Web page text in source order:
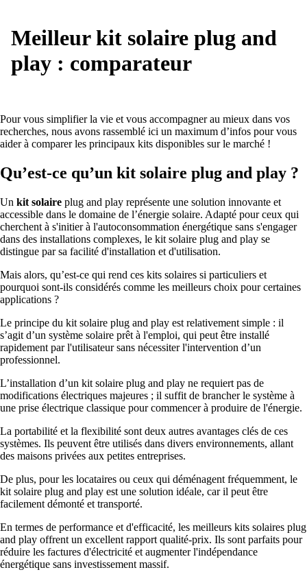
Meilleur kit solaire plug and
play : comparateur
Pour vous simplifier la vie et vous accompagner au mieux dans vos
recherches, nous avons rassemblé ici un maximum d’infos pour vous
aider à comparer les principaux kits disponibles sur le marché !
Qu’est-ce qu’un kit solaire plug and play ?
Un kit solaire plug and play représente une solution innovante et
accessible dans le domaine de l’énergie solaire. Adapté pour ceux qui
cherchent à s'initier à l'autoconsommation énergétique sans s'engager
dans des installations complexes, le kit solaire plug and play se
distingue par sa facilité d'installation et d'utilisation.
Mais alors, qu’est-ce qui rend ces kits solaires si particuliers et
pourquoi sont-ils considérés comme les meilleurs choix pour certaines
applications ?
Le principe du kit solaire plug and play est relativement simple : il
s’agit d’un système solaire prêt à l'emploi, qui peut être installé
rapidement par l'utilisateur sans nécessiter l'intervention d’un
professionnel.
L’installation d’un kit solaire plug and play ne requiert pas de
modifications électriques majeures ; il suffit de brancher le système à
une prise électrique classique pour commencer à produire de l'énergie.
La portabilité et la flexibilité sont deux autres avantages clés de ces
systèmes. Ils peuvent être utilisés dans divers environnements, allant
des maisons privées aux petites entreprises.
De plus, pour les locataires ou ceux qui déménagent fréquemment, le
kit solaire plug and play est une solution idéale, car il peut être
facilement démonté et transporté.
En termes de performance et d'efficacité, les meilleurs kits solaires plug
and play offrent un excellent rapport qualité-prix. Ils sont parfaits pour
réduire les factures d'électricité et augmenter l'indépendance
énergétique sans investissement massif.